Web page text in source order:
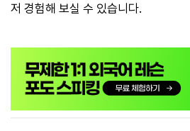
저 경험해 보실 수 있습니다.